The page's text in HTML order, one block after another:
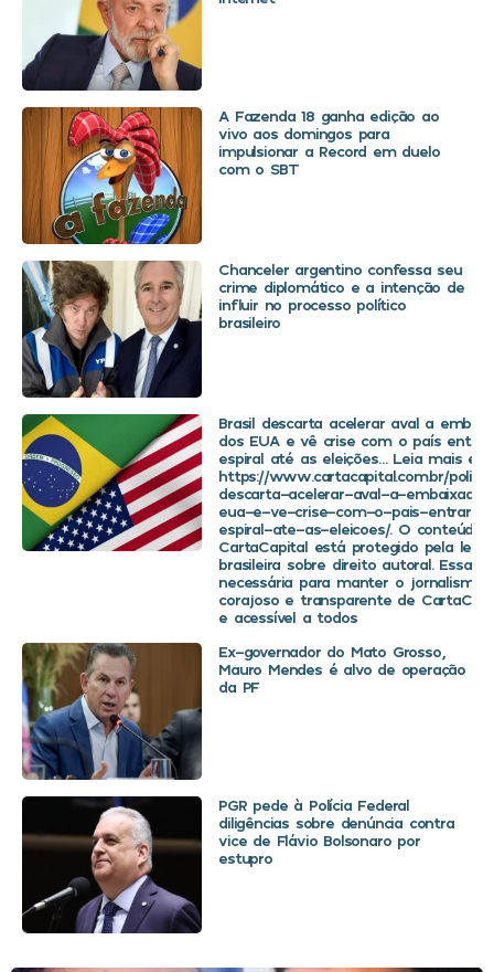
A Fazenda 18 ganha edição ao
vivo aos domingos para
impulsionar a Record em duelo
com o SBT
Chanceler argentino confessa seu
crime diplomático e a intenção de
influir no processo político
brasileiro
Brasil descarta acelerar aval a
dos EUA e vê crise com o país
espiral até as eleições… Leia mais em
https://www.cartacapital.com.br/
descarta-acelerar-aval-a-
eua-e-ve-crise-com-o-pais-entrar-
espiral-ate-as-eleicoes/. O conteúdo
CartaCapital está protegido pela
brasileira sobre direito autoral. Essa
necessária para manter o jornalismo
corajoso e transparente de
e acessível a todos
Ex-governador do Mato Grosso,
Mauro Mendes é alvo de operação
da PF
PGR pede à Polícia Federal
diligências sobre denúncia contra
vice de Flávio Bolsonaro por
estupro